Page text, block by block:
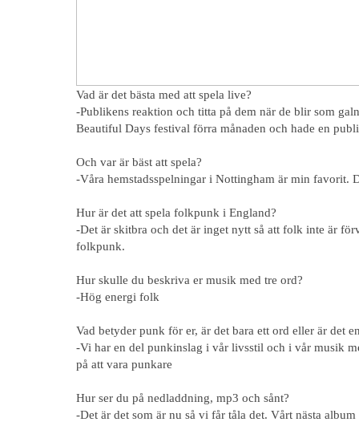
Vad är det bästa med att spela live?
-Publikens reaktion och titta på dem när de blir som
Beautiful Days festival förra månaden och hade en
Och var är bäst att spela?
-Våra hemstadsspelningar i Nottingham är min favorit.
Hur är det att spela folkpunk i England?
-Det är skitbra och det är inget nytt så att folk inte är
folkpunk.
Hur skulle du beskriva er musik med tre ord?
-Hög energi folk
Vad betyder punk för er, är det bara ett ord eller är det
-Vi har en del punkinslag i vår livsstil och i vår musik
på att vara punkare
Hur ser du på nedladdning, mp3 och sånt?
-Det är det som är nu så vi får tåla det. Vårt nästa